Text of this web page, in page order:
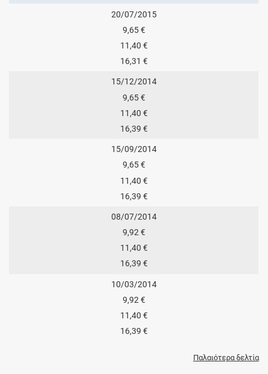
20/07/2015
9,65 €
11,40 €
16,31 €
15/12/2014
9,65 €
11,40 €
16,39 €
15/09/2014
9,65 €
11,40 €
16,39 €
08/07/2014
9,92 €
11,40 €
16,39 €
10/03/2014
9,92 €
11,40 €
16,39 €
Παλαιότερα δελτία